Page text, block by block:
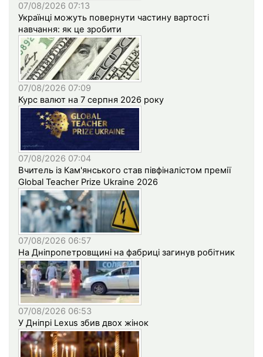
07/08/2026 07:13
Українці можуть повернути частину вартості
навчання: як це зробити
07/08/2026 07:09
Курс валют на 7 серпня 2026 року
07/08/2026 07:04
Вчитель із Кам'янського став півфіналістом премії
Global Teacher Prize Ukraine 2026
07/08/2026 06:57
На Дніпропетровщині на фабриці загинув робітник
07/08/2026 06:53
У Дніпрі Lexus збив двох жінок